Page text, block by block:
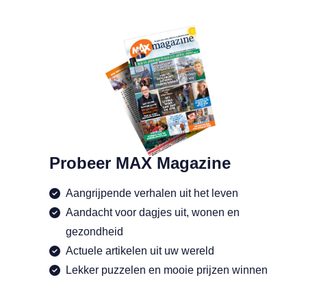
Probeer MAX Magazine
Aangrijpende verhalen uit het leven
Aandacht voor dagjes uit, wonen en
gezondheid
Actuele artikelen uit uw wereld
Lekker puzzelen en mooie prijzen winnen